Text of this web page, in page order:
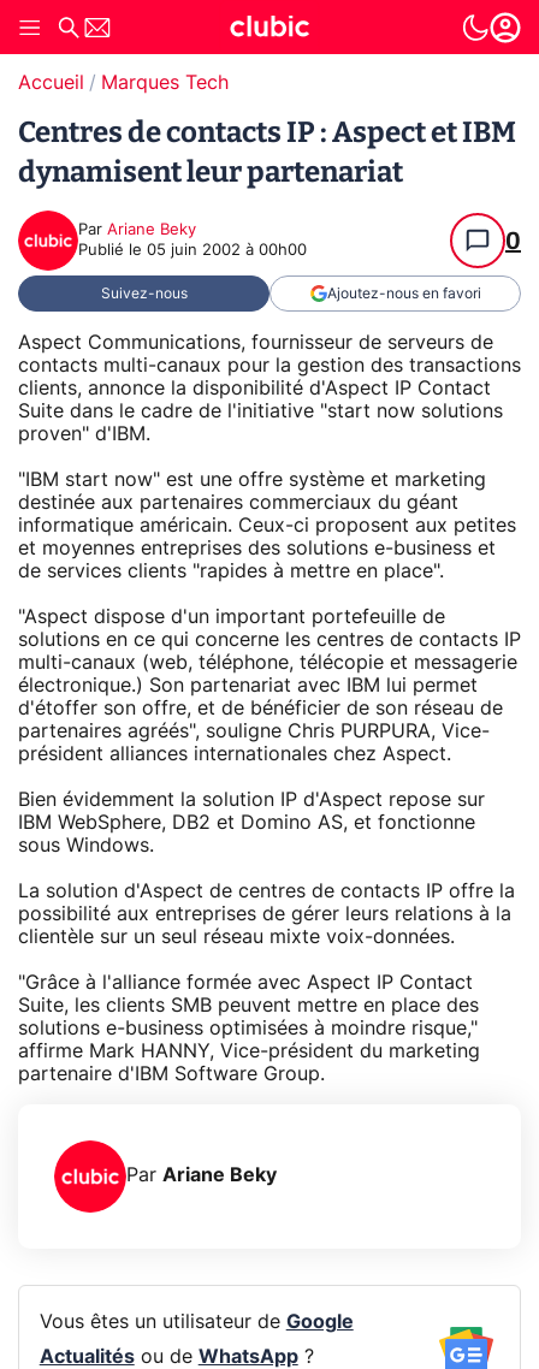
Accueil Marques Tech
Centres de contacts IP : Aspect et IBM
dynamisent leur partenariat
Par Ariane Beky
Publié le 05 juin 2002 à 00h00 0
Suivez-nous Ajoutez-nous en favori
Aspect Communications, fournisseur de serveurs de
contacts multi-canaux pour la gestion des transactions
clients, annonce la disponibilité d'Aspect IP Contact
Suite dans le cadre de l'initiative "start now solutions
proven" d'IBM.
"IBM start now" est une offre système et marketing
destinée aux partenaires commerciaux du géant
informatique américain. Ceux-ci proposent aux petites
et moyennes entreprises des solutions e-business et
de services clients "rapides à mettre en place".
"Aspect dispose d'un important portefeuille de
solutions en ce qui concerne les centres de contacts IP
multi-canaux (web, téléphone, télécopie et messagerie
électronique.) Son partenariat avec IBM lui permet
d'étoffer son offre, et de bénéficier de son réseau de
partenaires agréés", souligne Chris PURPURA, Vice-
président alliances internationales chez Aspect.
Bien évidemment la solution IP d'Aspect repose sur
IBM WebSphere, DB2 et Domino AS, et fonctionne
sous Windows.
La solution d'Aspect de centres de contacts IP offre la
possibilité aux entreprises de gérer leurs relations à la
clientèle sur un seul réseau mixte voix-données.
"Grâce à l'alliance formée avec Aspect IP Contact
Suite, les clients SMB peuvent mettre en place des
solutions e-business optimisées à moindre risque,"
affirme Mark HANNY, Vice-président du marketing
partenaire d'IBM Software Group.
Par Ariane Beky
Vous êtes un utilisateur de Google
Actualitésou de WhatsApp?